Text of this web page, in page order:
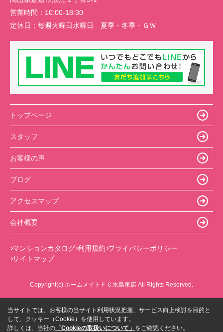
営業時間： 10:00-18:30
定休日： 毎週火曜日水曜日 夏季・冬季・ＧＷ
トップページ
スタッフ
お客様の声
ブログ
アクセスマップ
会社概要
マンションカタログ 利用規約 プライバシーポリシー
サイトマップ
Copyright(c) ホームメイトＦＣ水島東店 All Rights Reserved.
当サイトでは、お客様の当サイト利用状況把握、サービス向上検討を目的と
して、クッキー（Cookie）を使用しています。
詳しくは、当社の 「Cookieの取扱いについて」 をご確認ください。